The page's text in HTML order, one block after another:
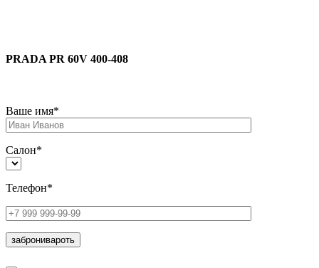
PRADA PR 60V 400-408
Ваше имя*
Салон*
Телефон*